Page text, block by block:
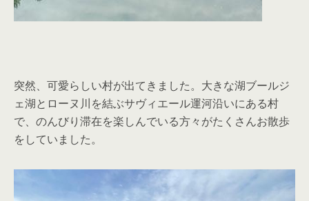
突然、可愛らしい村が出てきました。大きな湖ブールジ
ェ湖とローヌ川を結ぶサヴィエール運河沿いにある村
で、のんびり滞在を楽しんでいる方々がたくさんお散歩
をしていました。